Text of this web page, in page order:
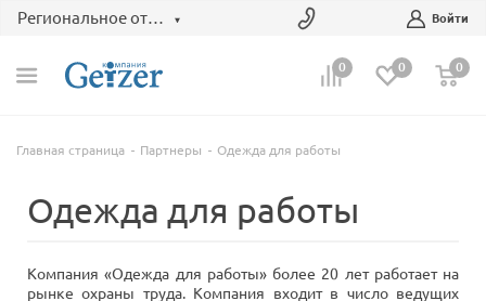
Региональное отделение Войти
0 0 0
Главная страница Партнеры Одежда для работы
Одежда для работы
Компания «Одежда для работы» более 20 лет работает на
рынке охраны труда. Компания входит в число ведущих